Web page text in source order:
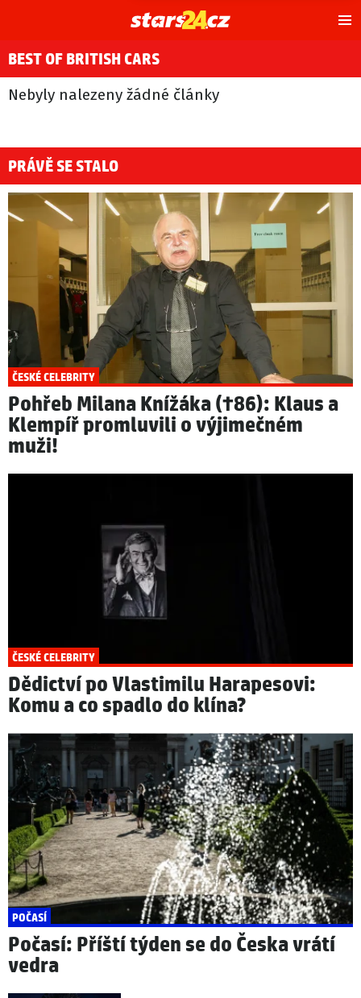
BEST OF BRITISH CARS
Nebyly nalezeny žádné články
PRÁVĚ SE STALO
ČESKÉ CELEBRITY
Pohřeb Milana Knížáka (†86): Klaus a
Klempíř promluvili o výjimečném
muži!
ČESKÉ CELEBRITY
Dědictví po Vlastimilu Harapesovi:
Komu a co spadlo do klína?
POČASÍ
Počasí: Příští týden se do Česka vrátí
vedra